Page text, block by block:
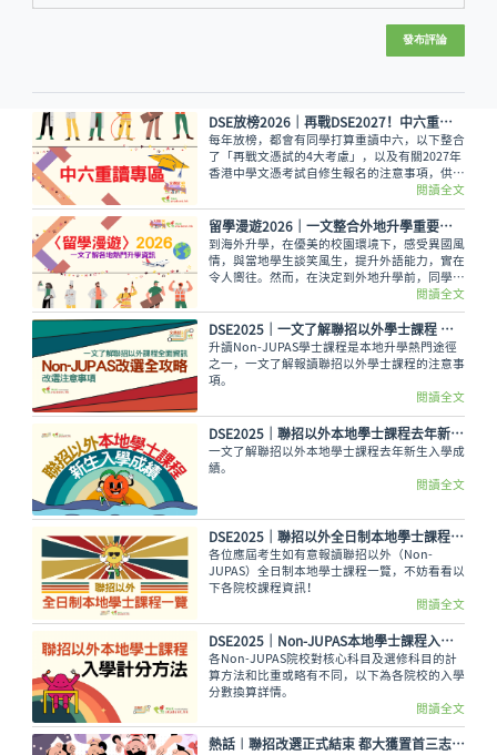
發布評論
DSE放榜2026│再戰DSE2027！中六重讀專區
每年放榜，都會有同學打算重讀中六，以下整合
了「再戰文憑試的4大考慮」，以及有關2027年
香港中學文憑考試自修生報名的注意事項，供同
學參考，同時可向老師或專業人士查詢，深思熟
閱讀全文
留學漫遊2026｜一文整合外地升學重要情報 留學資訊
到海外升學，在優美的校園環境下，感受異國風
情，與當地學生談笑風生，提升外語能力，實在
令人嚮往。然而，在決定到外地升學前，同學務
必考慮以下各項因素及留學資訊才作出決定，留
學漫遊為大家整合留學的重要資訊。
閱讀全文
DSE2025｜一文了解聯招以外學士課程 報讀注意事項
升讀Non-JUPAS學士課程是本地升學熱門途徑
之一，一文了解報讀聯招以外學士課程的注意事
項。
閱讀全文
DSE2025｜聯招以外本地學士課程去年新生入學成績
一文了解聯招以外本地學士課程去年新生入學成
績。
閱讀全文
DSE2025│聯招以外全日制本地學士課程一覽（Non-JUPAS）
各位應屆考生如有意報讀聯招以外（Non-
JUPAS）全日制本地學士課程一覽，不妨看看以
下各院校課程資訊！
閱讀全文
DSE2025｜Non-JUPAS本地學士課程入學計分方法
各Non-JUPAS院校對核心科目及選修科目的計
算方法和比重或略有不同，以下為各院校的入學
分數換算詳情。
閱讀全文
熱話︱聯招改選正式結束 都大獲置首三志願數字上升